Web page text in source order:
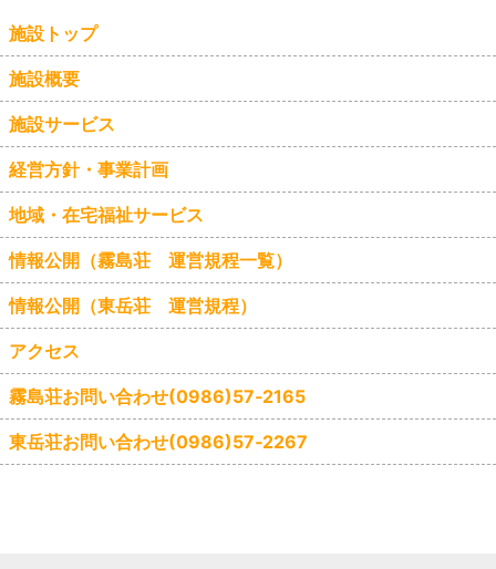
施設トップ
施設概要
施設サービス
経営方針・事業計画
地域・在宅福祉サービス
情報公開（霧島荘 運営規程一覧）
情報公開（東岳荘 運営規程）
アクセス
霧島荘お問い合わせ(0986)57‐2165
東岳荘お問い合わせ(0986)57‐2267